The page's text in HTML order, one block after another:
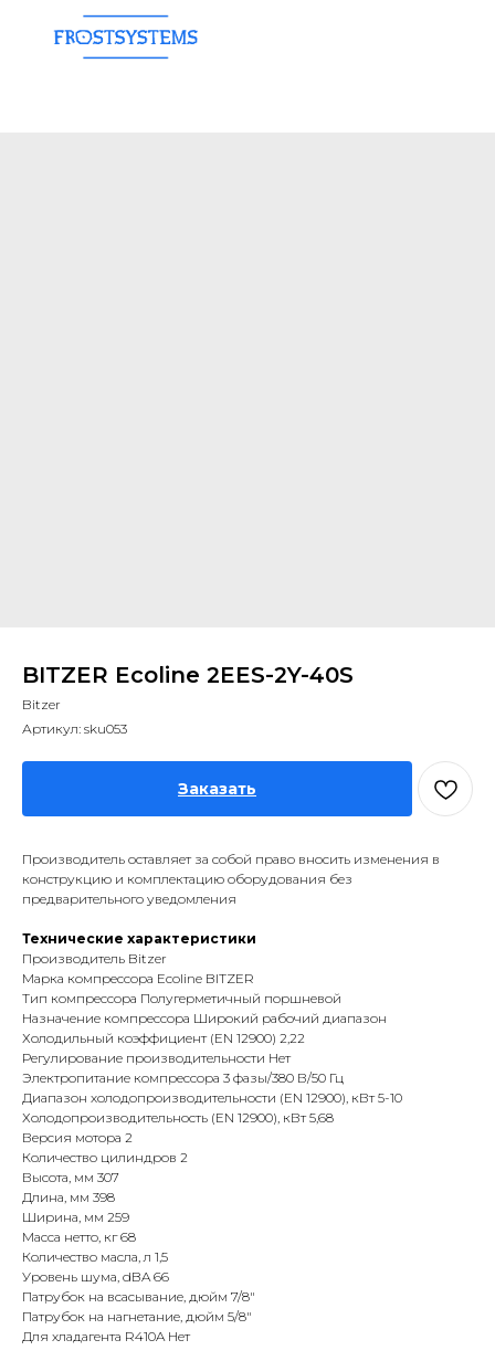
BITZER Ecoline 2EES-2Y-40S
Bitzer
Артикул: sku053
Заказать
Производитель оставляет за собой право вносить изменения в
конструкцию и комплектацию оборудования без
предварительного уведомления
Технические характеристики
Производитель Bitzer
Марка компрессора Ecoline BITZER
Тип компрессора Полугерметичный поршневой
Назначение компрессора Широкий рабочий диапазон
Холодильный коэффициент (EN 12900) 2,22
Регулирование производительности Нет
Электропитание компрессора 3 фазы/380 В/50 Гц
Диапазон холодопроизводительности (EN 12900), кВт 5-10
Холодопроизводительность (EN 12900), кВт 5,68
Версия мотора 2
Количество цилиндров 2
Высота, мм 307
Длина, мм 398
Ширина, мм 259
Масса нетто, кг 68
Количество масла, л 1,5
Уровень шума, dBA 66
Патрубок на всасывание, дюйм 7/8"
Патрубок на нагнетание, дюйм 5/8"
Для хладагента R410A Нет